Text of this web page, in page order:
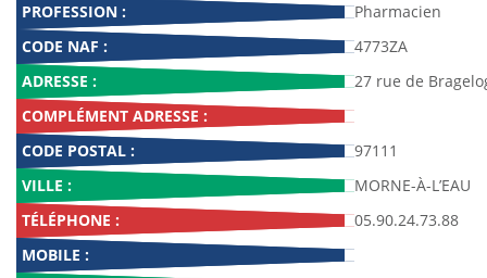
PROFESSION :
Pharmacien
CODE NAF :
4773ZA
ADRESSE :
27 rue de
COMPLÉMENT ADRESSE :
CODE POSTAL :
97111
VILLE :
MORNE-À-L’EAU
TÉLÉPHONE :
05.90.24.73.88
MOBILE :